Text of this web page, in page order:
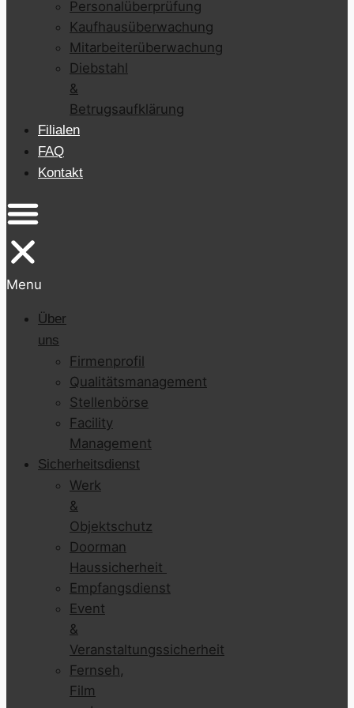
Personalüberprüfung
Kaufhausüberwachung
Mitarbeiterüberwachung
Diebstahl
&
Betrugsaufklärung
Filialen
FAQ
Kontakt
Menu
Über
uns
Firmenprofil
Qualitätsmanagement
Stellenbörse
Facility
Management
Sicherheitsdienst
Werk
&
Objektschutz
Doorman
Haussicherheit
Empfangsdienst
Event
&
Veranstaltungssicherheit
Fernseh,
Film